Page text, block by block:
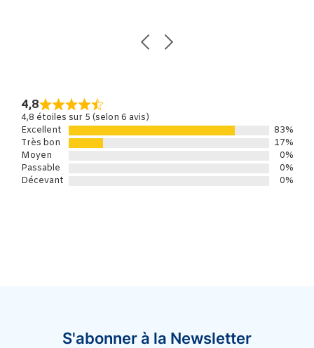
4,8
4,8 étoiles sur 5 (selon 6 avis)
Excellent
83%
Très bon
17%
Moyen
0%
Passable
0%
Décevant
0%
S'abonner à la Newsletter